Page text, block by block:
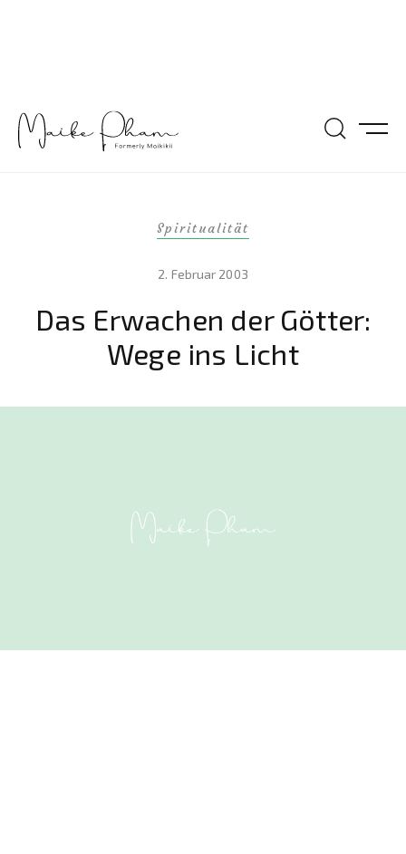
Spiritualität
2. Februar 2003
Das Erwachen der Götter:
Wege ins Licht